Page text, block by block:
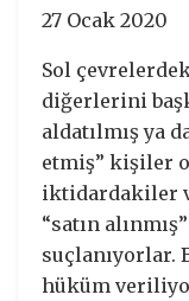
27 Ocak 2020
Sol
diğerlerini
aldatılmış ya
etmiş” kişiler
iktidardakiler
“satın
suçlanıyorlar.
hüküm